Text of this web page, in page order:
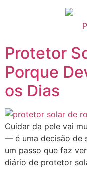
Protetor
Porque
os Dias
Cuidar da pele vai
— é uma decisão de
um passo que faz
diário de protetor